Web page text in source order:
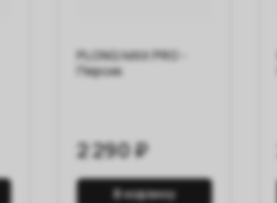
PLONQ MAX PRO -
Персик
2 290 ₽
В корзину